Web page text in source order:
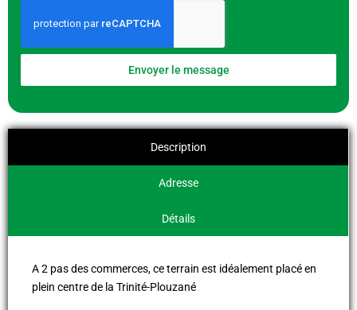
Envoyer le message
Description
Adresse
Détails
A 2 pas des commerces, ce terrain est idéalement placé en
plein centre de la Trinité-Plouzané